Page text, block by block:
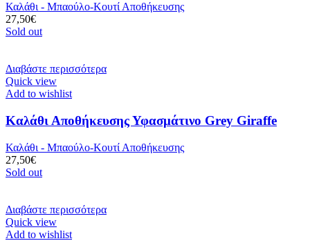
Καλάθι - Μπαούλο-Κουτί Αποθήκευσης
27,50€
Sold out
Διαβάστε περισσότερα
Quick view
Add to wishlist
Καλάθι Αποθήκευσης Υφασμάτινο Grey Giraffe
Καλάθι - Μπαούλο-Κουτί Αποθήκευσης
27,50€
Sold out
Διαβάστε περισσότερα
Quick view
Add to wishlist